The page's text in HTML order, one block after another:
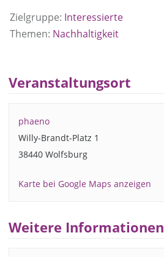
Zielgruppe: Interessierte
Themen: Nachhaltigkeit
Veranstaltungsort
phaeno
Willy-Brandt-Platz 1
38440 Wolfsburg
Karte bei Google Maps anzeigen
Weitere Informationen